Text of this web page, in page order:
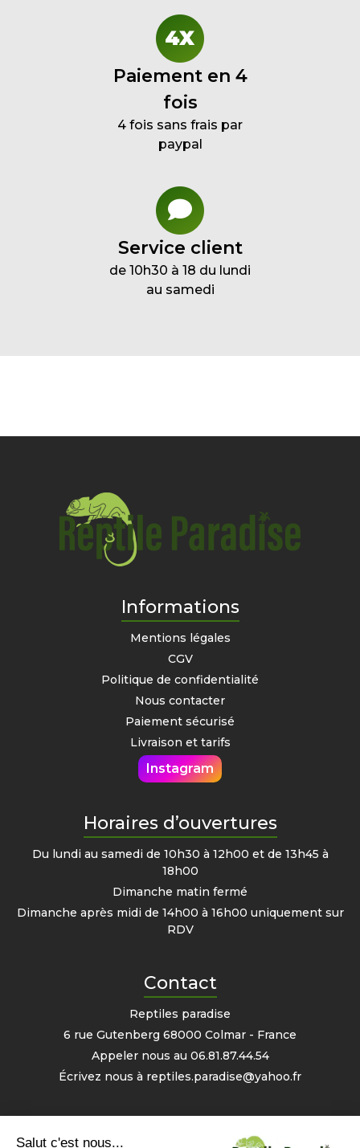
Paiement en 4
fois
4 fois sans frais par
paypal
Service client
de 10h30 à 18 du lundi
au samedi
Informations
Mentions légales
CGV
Politique de confidentialité
Nous contacter
Paiement sécurisé
Livraison et tarifs
Instagram
Horaires d’ouvertures
Du lundi au samedi de 10h30 à 12h00 et de 13h45 à
18h00
Dimanche matin fermé
Dimanche après midi de 14h00 à 16h00 uniquement sur
RDV
Contact
Reptiles paradise
6 rue Gutenberg 68000 Colmar - France
Appeler nous au 06.81.87.44.54
Écrivez nous à reptiles.paradise@yahoo.fr